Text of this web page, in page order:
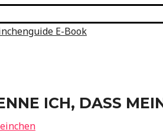
E-Book
ICH, DASS